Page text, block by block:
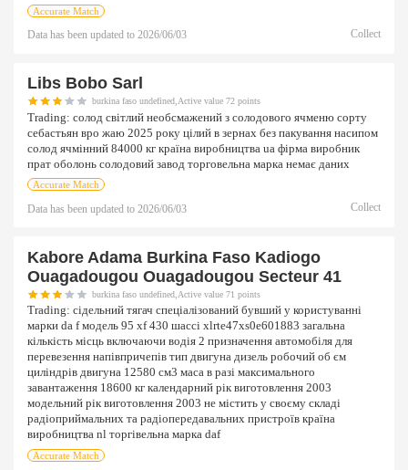
Accurate Match
Data has been updated to 2026/06/03 Collect
Libs Bobo Sarl
burkina faso undefined,Active value 72 points
Trading: солод світлий необсмажений з солодового ячменю сорту
себастьян вро жаю 2025 року цілий в зернах без пакування насипом
солод ячмінний 84000 кг країна виробництва ua фірма виробник
прат оболонь солодовий завод торговельна марка немає даних
Accurate Match
Data has been updated to 2026/06/03 Collect
Kabore Adama Burkina Faso Kadiogo
Ouagadougou Ouagadougou Secteur 41
burkina faso undefined,Active value 71 points
Trading: сідельний тягач спеціалізований бувший у користуванні
марки da f модель 95 xf 430 шассі xlrte47xs0e601883 загальна
кількість місць включаючи водія 2 призначення автомобіля для
перевезення напівпричепів тип двигуна дизель робочий об єм
циліндрів двигуна 12580 см3 маса в разі максимального
завантаження 18600 кг календарний рік виготовлення 2003
модельний рік виготовлення 2003 не містить у своєму складі
радіоприймальних та радіопередавальних пристроїв країна
виробництва nl торгівельна марка daf
Accurate Match